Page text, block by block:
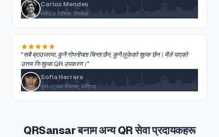
Carlos Mendes
मार्केटिङ निर्देशक, लिस्बोआ
"सबै ब्राउजरमा, कुनै गोपनीयता चिन्ता छैन, कुनै लुकेको शुल्क छैन। मैले पाएको
उत्तम निःशुल्क QR उपकरण।"
Sofía Herrera
फुल-स्ट्याक डेभलपर, माड्रिड
QRSansar बनाम अन्य QR सेवा प्रदायकहरू